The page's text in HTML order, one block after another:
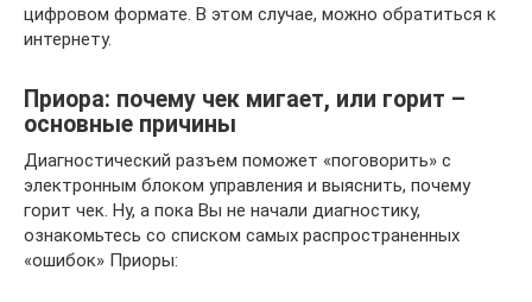
цифровом формате. В этом случае, можно обратиться к
интернету.
Приора: почему чек мигает, или горит –
основные причины
Диагностический разъем поможет «поговорить» с
электронным блоком управления и выяснить, почему
горит чек. Ну, а пока Вы не начали диагностику,
ознакомьтесь со списком самых распространенных
«ошибок» Приоры: